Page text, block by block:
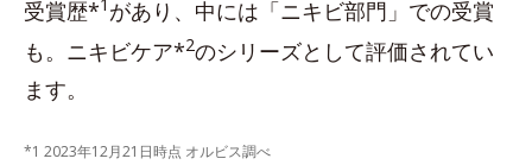
受賞歴* があり、中には「ニキビ部門」での受賞
も。ニキビケア*2のシリーズとして評価されてい
ます。
*1 2023年12月21日時点 オルビス調べ